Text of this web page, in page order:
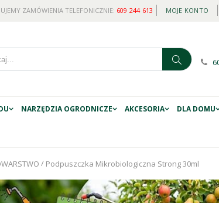
MOJE KONTO
ZAMÓWIENIA TELEFONICZNIE: 609 244 613
NARZĘDZIA OGRODNICZE AKCESORIA DLA DOMU
/ Podpuszczka Mikrobiologiczna Strong 30ml